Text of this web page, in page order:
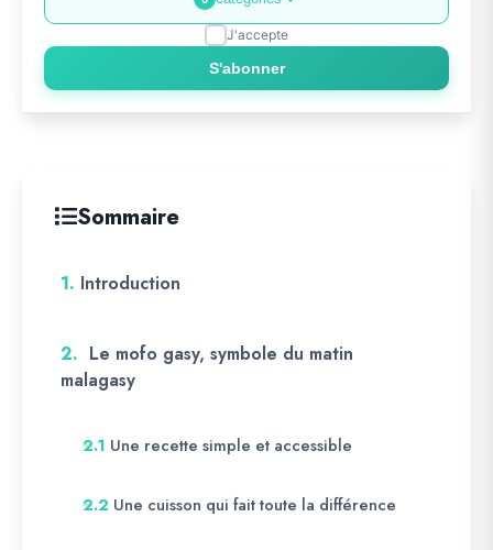
J'accepte
S'abonner
Sommaire
1. Introduction
2. Le mofo gasy, symbole du matin
malagasy
2.1 Une recette simple et accessible
2.2 Une cuisson qui fait toute la différence